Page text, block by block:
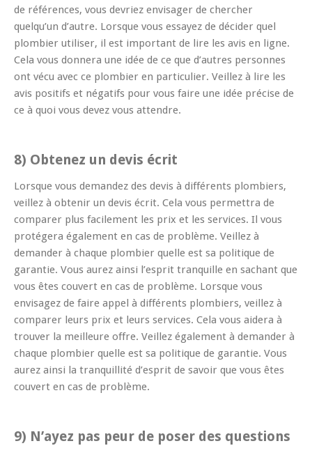
de références, vous devriez envisager de chercher
quelqu’un d’autre. Lorsque vous essayez de décider quel
plombier utiliser, il est important de lire les avis en ligne.
Cela vous donnera une idée de ce que d’autres personnes
ont vécu avec ce plombier en particulier. Veillez à lire les
avis positifs et négatifs pour vous faire une idée précise de
ce à quoi vous devez vous attendre.
8) Obtenez un devis écrit
Lorsque vous demandez des devis à différents plombiers,
veillez à obtenir un devis écrit. Cela vous permettra de
comparer plus facilement les prix et les services. Il vous
protégera également en cas de problème. Veillez à
demander à chaque plombier quelle est sa politique de
garantie. Vous aurez ainsi l’esprit tranquille en sachant que
vous êtes couvert en cas de problème. Lorsque vous
envisagez de faire appel à différents plombiers, veillez à
comparer leurs prix et leurs services. Cela vous aidera à
trouver la meilleure offre. Veillez également à demander à
chaque plombier quelle est sa politique de garantie. Vous
aurez ainsi la tranquillité d’esprit de savoir que vous êtes
couvert en cas de problème.
9) N’ayez pas peur de poser des questions